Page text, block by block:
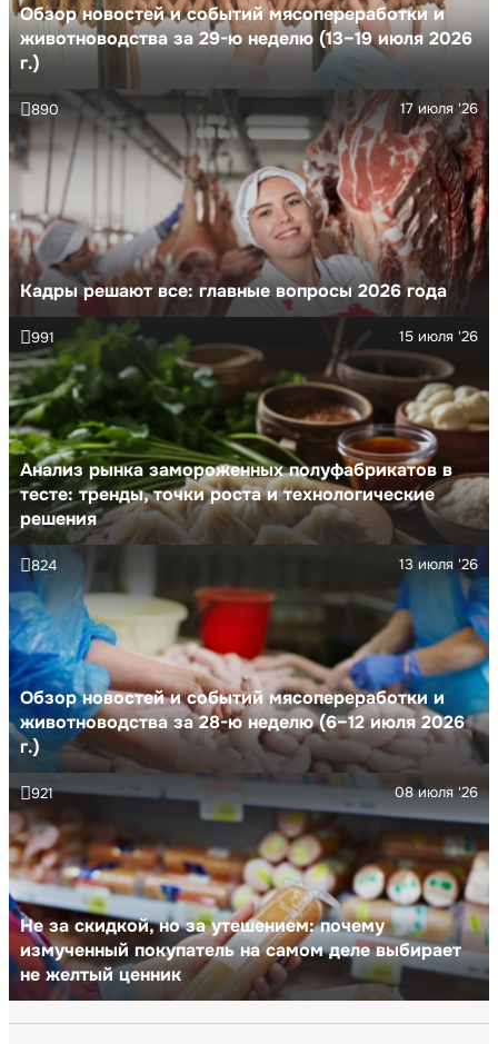
Обзор новостей и событий мясопереработки и
животноводства за 29-ю неделю (13–19 июля 2026
г.)
Кадры решают все: главные вопросы 2026 года
17 июля '26
890
Анализ рынка замороженных полуфабрикатов в
тесте: тренды, точки роста и технологические
решения
15 июля '26
991
Обзор новостей и событий мясопереработки и
животноводства за 28-ю неделю (6–12 июля 2026
г.)
13 июля '26
824
Не за скидкой, но за утешением: почему
измученный покупатель на самом деле выбирает
не желтый ценник
08 июля '26
921